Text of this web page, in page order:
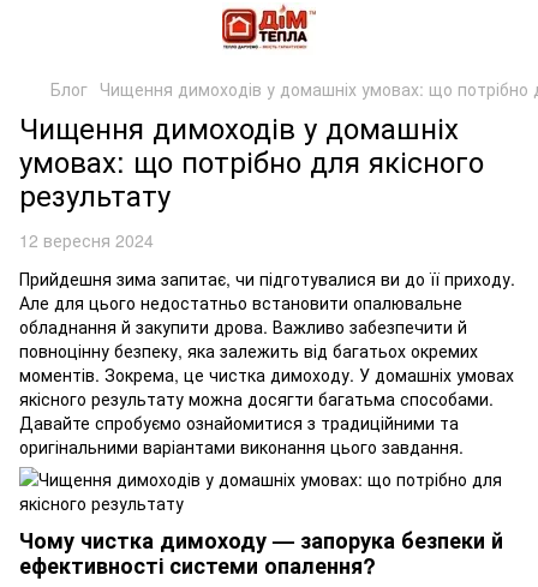
Блог Чищення димоходів у домашніх умовах: що потрібно
Чищення димоходів у домашніх
умовах: що потрібно для якісного
результату
12 вересня 2024
Прийдешня зима запитає, чи підготувалися ви до її приходу.
Але для цього недостатньо встановити опалювальне
обладнання й закупити дрова. Важливо забезпечити й
повноцінну безпеку, яка залежить від багатьох окремих
моментів. Зокрема, це чистка димоходу. У домашніх умовах
якісного результату можна досягти багатьма способами.
Давайте спробуємо ознайомитися з традиційними та
оригінальними варіантами виконання цього завдання.
Чому чистка димоходу — запорука безпеки й
ефективності системи опалення?